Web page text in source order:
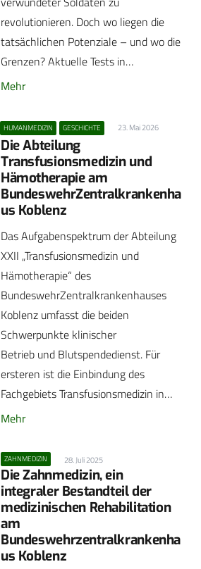
revolutionieren. Doch wo liegen die
tatsächlichen Potenziale – und wo die
Grenzen? Aktuelle Tests in…
Mehr
HUMANMEDIZIN GESCHICHTE 23. Mai 2026
Die Abteilung
Transfusionsmedizin und
Hämotherapie am
BundeswehrZentralkrankenha
us Koblenz
Das Aufgabenspektrum der Abteilung
XXII „Transfusionsmedizin und
Hämotherapie“ des
BundeswehrZentralkrankenhauses
Koblenz umfasst die beiden
Schwerpunkte klinischer
Betrieb und Blutspendedienst. Für
ersteren ist die Einbindung des
Fachgebiets Transfusionsmedizin in…
Mehr
ZAHNMEDIZIN 28. Juli 2025
Die Zahnmedizin, ein
integraler Bestandteil der
medizinischen Rehabilitation
am
Bundeswehrzentralkrankenha
us Koblenz